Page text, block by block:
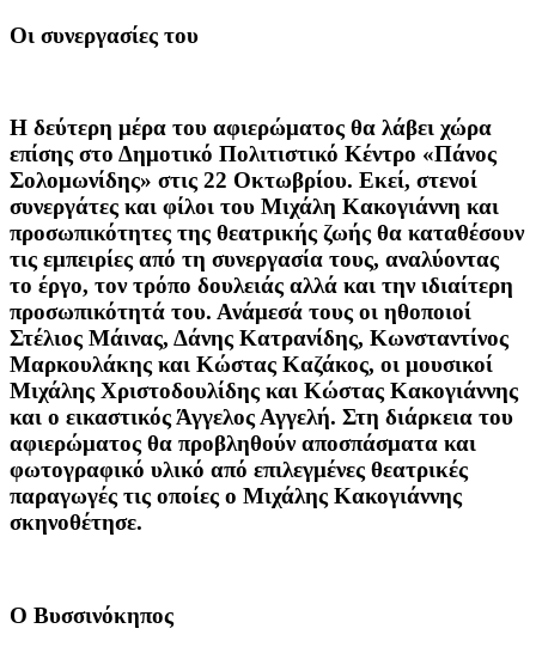
Οι συνεργασίες του
Η δεύτερη μέρα του αφιερώματος θα λάβει χώρα
επίσης στο Δημοτικό Πολιτιστικό Κέντρο «Πάνος
Σολομωνίδης» στις 22 Οκτωβρίου. Εκεί, στενοί
συνεργάτες και φίλοι του Μιχάλη Κακογιάννη και
προσωπικότητες της θεατρικής ζωής θα καταθέσουν
τις εμπειρίες από τη συνεργασία τους, αναλύοντας
το έργο, τον τρόπο δουλειάς αλλά και την ιδιαίτερη
προσωπικότητά του. Ανάμεσά τους οι ηθοποιοί
Στέλιος Μάινας, Δάνης Κατρανίδης, Κωνσταντίνος
Μαρκουλάκης και Κώστας Καζάκος, οι μουσικοί
Μιχάλης Χριστοδουλίδης και Κώστας Κακογιάννης
και ο εικαστικός Άγγελος Αγγελή. Στη διάρκεια του
αφιερώματος θα προβληθούν αποσπάσματα και
φωτογραφικό υλικό από επιλεγμένες θεατρικές
παραγωγές τις οποίες ο Μιχάλης Κακογιάννης
σκηνοθέτησε.
Ο Βυσσινόκηπος